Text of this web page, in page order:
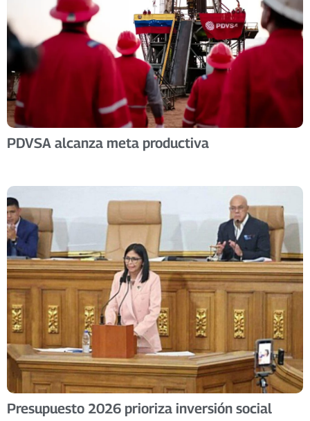
PDVSA alcanza meta productiva
Presupuesto 2026 prioriza inversión social